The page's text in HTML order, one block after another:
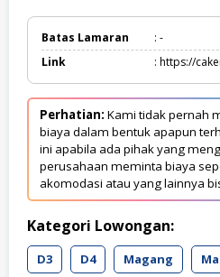
Batas Lamaran
: -
Link
: https://
Perhatian: Kami tidak pernah
biaya dalam bentuk apapun
ini apabila ada pihak yang
perusahaan meminta biaya
akomodasi atau yang lainnya
Kategori Lowongan:
D3 D4 Magang